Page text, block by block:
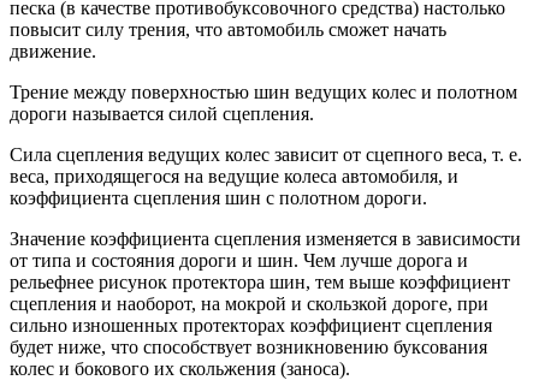
песка (в качестве противобуксовочного средства) настолько
повысит силу трения, что автомобиль сможет начать
движение.
Трение между поверхностью шин ведущих колес и полотном
дороги называется силой сцепления.
Сила сцепления ведущих колес зависит от сцепного веса, т. е.
веса, приходящегося на ведущие колеса автомобиля, и
коэффициента сцепления шин с полотном дороги.
Значение коэффициента сцепления изменяется в зависимости
от типа и состояния дороги и шин. Чем лучше дорога и
рельефнее рисунок протектора шин, тем выше коэффициент
сцепления и наоборот, на мокрой и скользкой дороге, при
сильно изношенных протекторах коэффициент сцепления
будет ниже, что способствует возникновению буксования
колес и бокового их скольжения (заноса).